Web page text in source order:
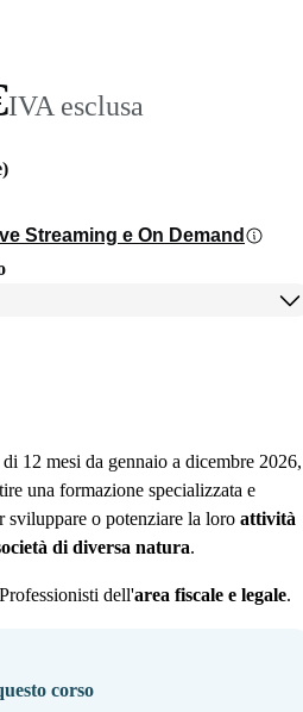
IVA esclusa
Streaming e On Demand
12 mesi da gennaio a dicembre 2026,
una formazione specializzata e
sviluppare o potenziare la loro attività
di diversa natura.
dell'area fiscale e legale.
corso